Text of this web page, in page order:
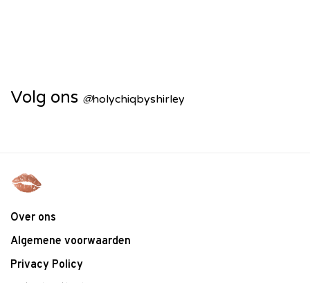
Volg ons @holychiqbyshirley
Over ons
Algemene voorwaarden
Privacy Policy